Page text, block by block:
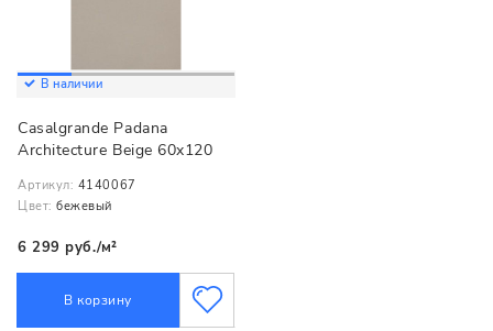
В наличии
Casalgrande Padana
Architecture Beige 60x120
Артикул: 4140067
Цвет: бежевый
6 299 руб./м²
В корзину